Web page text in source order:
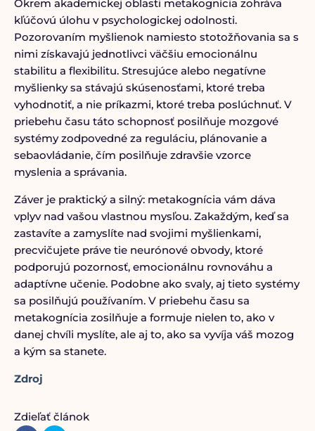
Okrem akademickej oblasti metakognícia zohráva
kľúčovú úlohu v psychologickej odolnosti.
Pozorovaním myšlienok namiesto stotožňovania sa s
nimi získavajú jednotlivci väčšiu emocionálnu
stabilitu a flexibilitu. Stresujúce alebo negatívne
myšlienky sa stávajú skúsenosťami, ktoré treba
vyhodnotiť, a nie príkazmi, ktoré treba poslúchnuť. V
priebehu času táto schopnosť posilňuje mozgové
systémy zodpovedné za reguláciu, plánovanie a
sebaovládanie, čím posilňuje zdravšie vzorce
myslenia a správania.
Záver je praktický a silný: metakognícia vám dáva
vplyv nad vašou vlastnou mysľou. Zakaždým, keď sa
zastavíte a zamyslíte nad svojimi myšlienkami,
precvičujete práve tie neurónové obvody, ktoré
podporujú pozornosť, emocionálnu rovnováhu a
adaptívne učenie. Podobne ako svaly, aj tieto systémy
sa posilňujú používaním. V priebehu času sa
metakognícia zosilňuje a formuje nielen to, ako v
danej chvíli myslíte, ale aj to, ako sa vyvíja váš mozog
a kým sa stanete.
Zdroj
Zdieľať článok